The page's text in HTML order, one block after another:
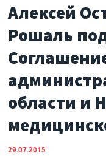
Алексей
Рошаль
области и
29.07.2015